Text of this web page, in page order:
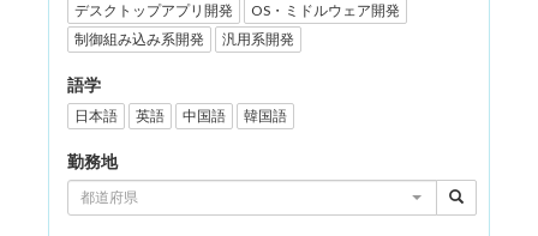
デスクトップアプリ開発
OS・ミドルウェア開発
制御組み込み系開発
汎用系開発
語学
日本語 英語 中国語 韓国語
勤務地
都道府県